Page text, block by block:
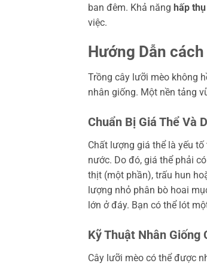
ban đêm. Khả năng hấp
việc.
Hướng Dẫn
Trồng cây lưỡi mèo không
nhân giống. Một nền tảng
Chuẩn Bị Giá Thể Và
Chất lượng giá thể là yếu
nước. Do đó, giá thể phải
thịt (một phần), trấu hun
lượng nhỏ phân bò hoai
lớn ở đáy. Bạn có thể lót
Kỹ Thuật Nhân Giống
Cây lưỡi mèo có thể được